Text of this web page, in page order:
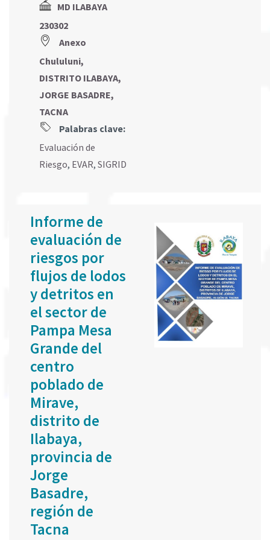
MD ILABAYA
230302
Anexo
Chululuni,
DISTRITO ILABAYA,
JORGE BASADRE,
TACNA
Palabras clave:
Evaluación de
Riesgo, EVAR, SIGRID
Informe de
evaluación de
riesgos por
flujos de lodos
y detritos en
el sector de
Pampa Mesa
Grande del
centro
poblado de
Mirave,
distrito de
Ilabaya,
provincia de
Jorge
Basadre,
región de
Tacna